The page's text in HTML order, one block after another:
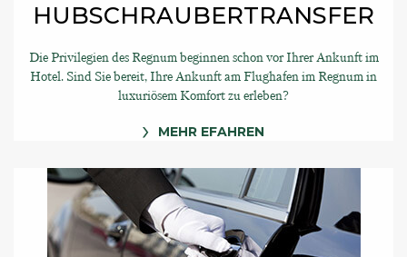
HUBSCHRAUBERTRANSFER
Die Privilegien des Regnum beginnen schon vor Ihrer Ankunft im
Hotel. Sind Sie bereit, Ihre Ankunft am Flughafen im Regnum in
luxuriösem Komfort zu erleben?
MEHR EFAHREN